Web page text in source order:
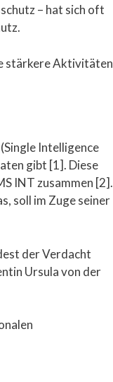
– hat sich oft
stärkere Aktivitäten
Intelligence
gibt [1]. Diese
INT zusammen [2].
soll im Zuge seiner
der Verdacht
Ursula von der